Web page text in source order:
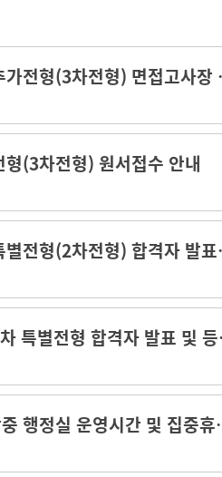
2026년
(3차전형) 원서접수 안내
2026학
2026
2026학년